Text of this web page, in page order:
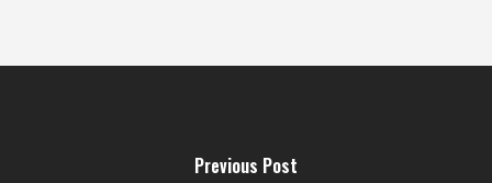
Previous Post